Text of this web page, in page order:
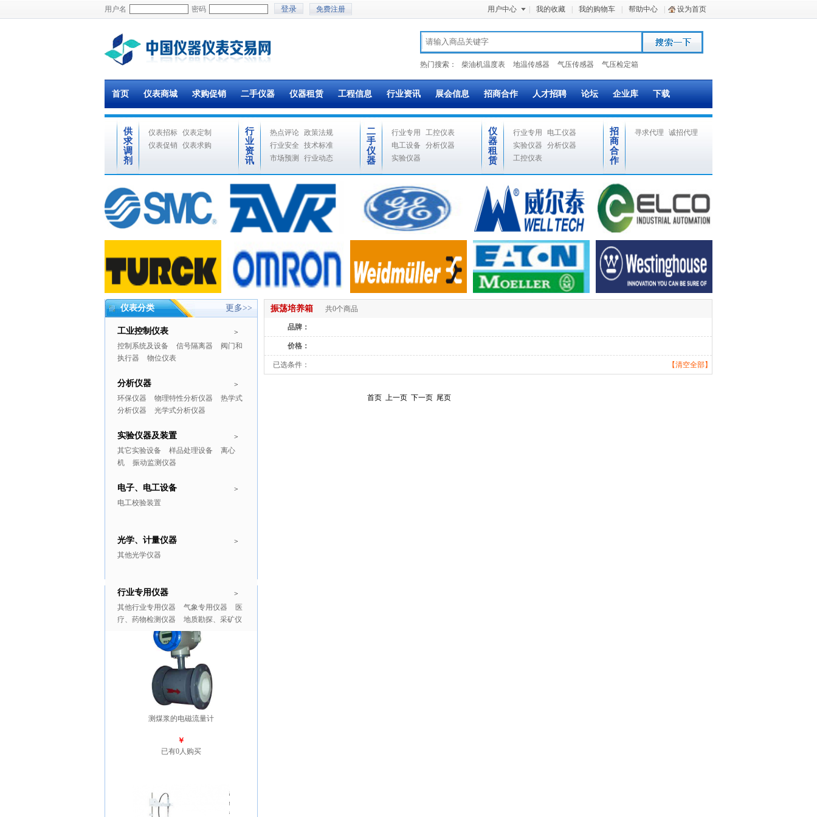
用户名 密码 免费注册 用户中心 我的收藏 我的购物车 帮助中心 设为首页
热门搜索： 柴油机温度表 地温传感器 气压传感器 气压检定箱
首页 仪表商城 求购促销 二手仪器 仪器租赁 工程信息 行业资讯 展会信息 招商合作 人才招聘 论坛 企业库 下载
供
求
调
剂
仪表招标 仪表定制
仪表促销
仪表求购
行
业
资
讯
热点评论 政策法规
行业安全
技术标准
市场预测
行业动态
二
手
仪
器
行业专用
工控仪表
电工设备
分析仪器
实验仪器
仪
器
租
赁
行业专用
电工仪器
实验仪器
分析仪器
工控仪表
招
商
合
作
寻求代理 诚招代理
仪表分类 更多>>
>
工业控制仪表
控制系统及设备 信号隔离器
阀门和
执行器
物位仪表
>
分析仪器
环保仪器 物理特性分析仪器
热学式
分析仪器
光学式分析仪器
>
实验仪器及装置
其它实验设备 样品处理设备
离心
机
振动监测仪器
>
电子、电工设备
电工校验装置
>
光学、计量仪器
其他光学仪器
>
行业专用仪器
其他行业专用仪器 气象专用仪器
医
疗、药物检测仪器
地质勘探、采矿仪
推广商品 更多>>
测煤浆的电磁流量计
￥
已有0人购买
振荡培养箱 共0个商品
品牌：
价格：
【清空全部】
已选条件：
首页 上一页 下一页 尾页